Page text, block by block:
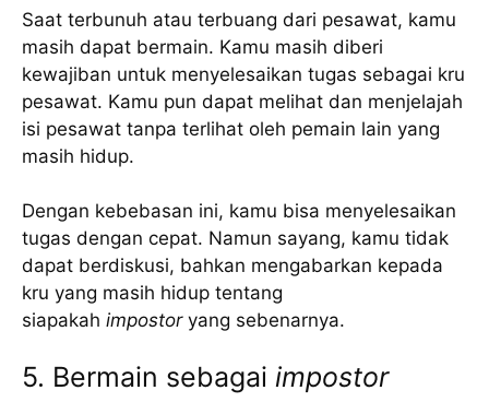
Saat terbunuh atau terbuang dari pesawat, kamu
masih dapat bermain. Kamu masih diberi
kewajiban untuk menyelesaikan tugas sebagai kru
pesawat. Kamu pun dapat melihat dan menjelajah
isi pesawat tanpa terlihat oleh pemain lain yang
masih hidup.
Dengan kebebasan ini, kamu bisa menyelesaikan
tugas dengan cepat. Namun sayang, kamu tidak
dapat berdiskusi, bahkan mengabarkan kepada
kru yang masih hidup tentang
siapakah impostoryang sebenarnya.
5. Bermain sebagai impostor